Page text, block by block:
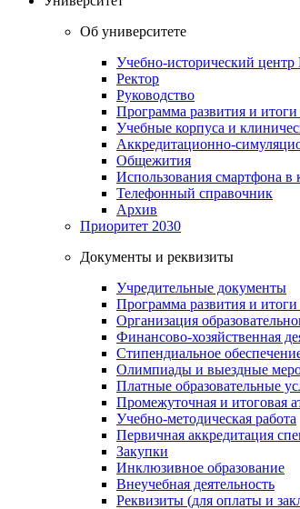
Об университете
Учебно-исторический
Ректор
Руководство
Программа развития и
Учебные корпуса и
Аккредитационно-
Общежития
Использования смартфона в
Телефонный справочник
Архив
Приоритет 2030
Документы и реквизиты
Учредительные документы
Программа развития и
Организация
Финансово-хозяйственная
Стипендиальное
Олимпиады и выездные
Платные образовательные
Промежуточная и итоговая
Учебно-методическая работа
Первичная аккредитация
Закупки
Инклюзивное образование
Внеучебная деятельность
Реквизиты (для оплаты и